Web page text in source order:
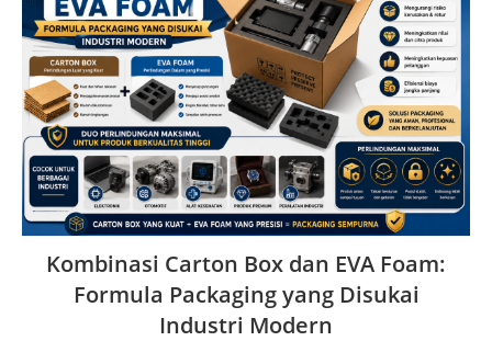
Kombinasi Carton Box dan EVA Foam:
Formula Packaging yang Disukai
Industri Modern